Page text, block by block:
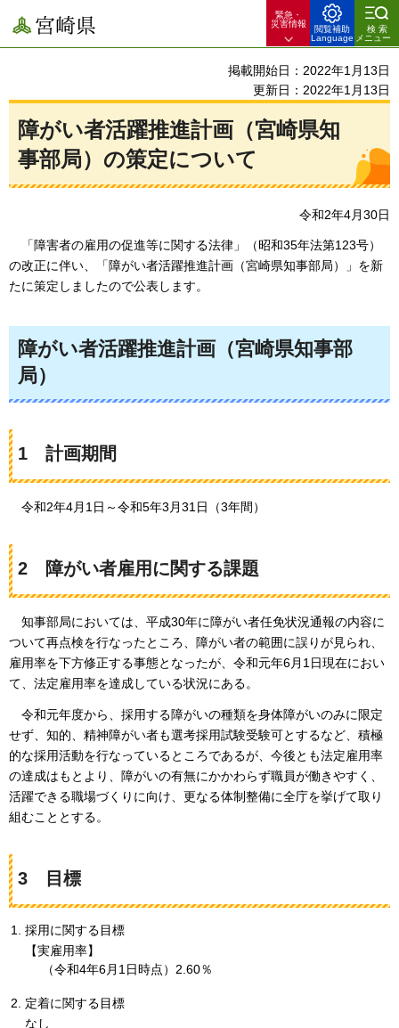
宮崎県
緊急・
災害情報
閲覧補助
Language
検索
メニュー
掲載開始日：2022年1月13日
更新日：2022年1月13日
障がい者活躍推進計画（宮崎県知
事部局）の策定について
令和2年4月30日
「障害者の雇用の促進等に関する法律」（昭和35年法第123号）
の改正に伴い、「障がい者活躍推進計画（宮崎県知事部局）」を新
たに策定しましたので公表します。
障がい者活躍推進計画（宮崎県知事部
局）
1 計画期間
令和2年4月1日～令和5年3月31日（3年間）
2 障がい者雇用に関する課題
知事部局においては、平成30年に障がい者任免状況通報の内容に
ついて再点検を行なったところ、障がい者の範囲に誤りが見られ、
雇用率を下方修正する事態となったが、令和元年6月1日現在におい
て、法定雇用率を達成している状況にある。
令和元年度から、採用する障がいの種類を身体障がいのみに限定
せず、知的、精神障がい者も選考採用試験受験可とするなど、積極
的な採用活動を行なっているところであるが、今後とも法定雇用率
の達成はもとより、障がいの有無にかかわらず職員が働きやすく、
活躍できる職場づくりに向け、更なる体制整備に全庁を挙げて取り
組むこととする。
3 目標
採用に関する目標
【実雇用率】
（令和4年6月1日時点）2.60％
定着に関する目標
なし